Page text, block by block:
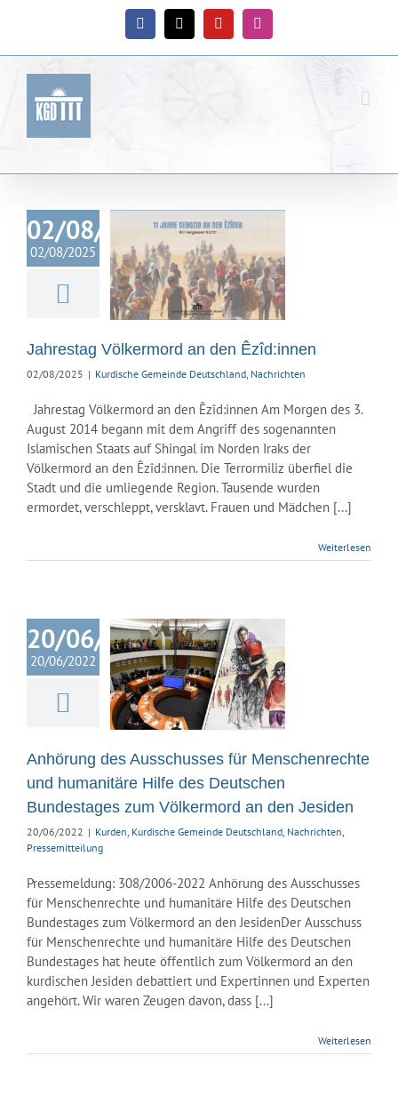
Facebook
X YouTubeInstagram
02/08/2025
02/08/2025
an den
Jahrestag Völkermord an den Êzîd:innen
02/08/2025 | Kurdische Gemeinde Deutschland, Nachrichten
Jahrestag Völkermord an den Êzîd:innen Am Morgen des 3.
August 2014 begann mit dem Angriff des sogenannten
Islamischen Staats auf Shingal im Norden Iraks der
Völkermord an den Êzîd:innen. Die Terrormiliz überfiel die
Stadt und die umliegende Region. Tausende wurden
ermordet, verschleppt, versklavt. Frauen und Mädchen [...]
Weiterlesen
20/06/2022
20/06/2022
Deutschen
Gemeinde
Nachrichten
Anhörung des Ausschusses für Menschenrechte
und humanitäre Hilfe des Deutschen
Bundestages zum Völkermord an den Jesiden
20/06/2022 | Kurden Kurdische Gemeinde Deutschland Nachrichten
Pressemitteilung
Pressemeldung: 308/2006-2022 Anhörung des Ausschusses
für Menschenrechte und humanitäre Hilfe des Deutschen
Bundestages zum Völkermord an den JesidenDer Ausschuss
für Menschenrechte und humanitäre Hilfe des Deutschen
Bundestages hat heute öffentlich zum Völkermord an den
kurdischen Jesiden debattiert und Expertinnen und Experten
angehört. Wir waren Zeugen davon, dass [...]
Weiterlesen